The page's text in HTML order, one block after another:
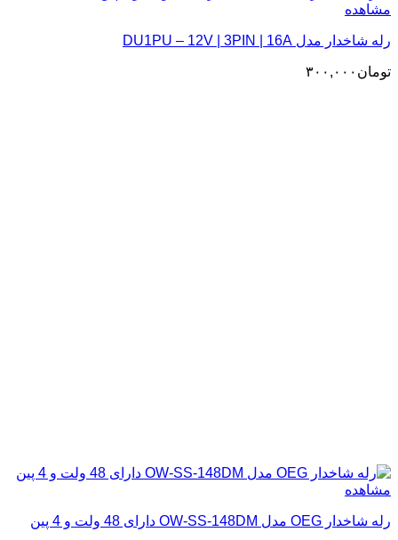
مشاهده
رله شاخدار مدل DU1PU – 12V | 3PIN | 16A
تومان ۳۰۰,۰۰۰
مشاهده
رله شاخدار OEG مدل OW-SS-148DM دارای 48 ولت و 4 پین